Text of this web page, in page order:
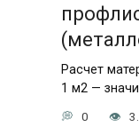
Расчет
1 м2 —
0